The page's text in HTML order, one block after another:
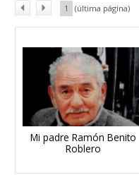
Mi padre Ramón Benito
Roblero
1